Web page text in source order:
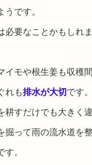
うです。
必要なことかもしれま
イモや根生姜も収穫間
れも排水が大切 です。
耕すだけでも大きく違
掘って雨の流水道を
す。